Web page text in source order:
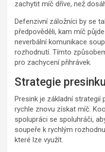
zachytit míč dříve, než
Defenzivní záložníci by se
předpověděli, kam míč
neverbální komunikace
rozhodnutí. Tímto
pro zachycení přihrávek.
Strategie
Presink je základní strategií
rychle znovu získat míč.
spolupráci se spoluhráči,
soupeře k rychlým
které lze využít.